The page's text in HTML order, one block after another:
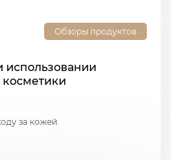
Обзоры продуктов
за кожей